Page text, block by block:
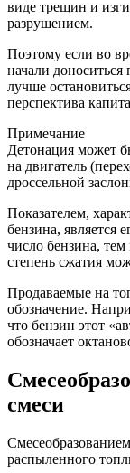
виде трещин и
разрушением.
Поэтому если во
начали
лучше
перспектива
Примечание
Детонация может
на двигатель
дроссельной
Показателем,
бензина, является
число бензина,
степень сжатия
Продаваемые на
обозначение.
что бензин этот
обозначает
смеси
распыленного